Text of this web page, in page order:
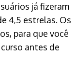
já fizeram
4,5 estrelas. Os
para que você
antes de